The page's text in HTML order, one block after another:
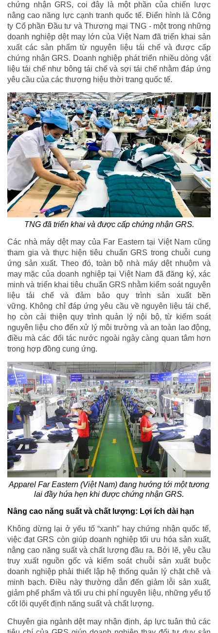
chứng nhận GRS, coi đây là một phần của chiến lược
nâng cao năng lực cạnh tranh quốc tế. Điển hình là Công
ty Cổ phần Đầu tư và Thương mại TNG - một trong những
doanh nghiệp dệt may lớn của Việt Nam đã triển khai sản
xuất các sản phẩm từ nguyên liệu tái chế và được cấp
chứng nhận GRS. Doanh nghiệp phát triển nhiều dòng vật
liệu tái chế như bông tái chế và sợi tái chế nhằm đáp ứng
yêu cầu của các thương hiệu thời trang quốc tế.
TNG đã triển khai và được cấp chứng nhận GRS.
Các nhà máy dệt may của Far Eastern tại Việt Nam cũng
tham gia và thực hiện tiêu chuẩn GRS trong chuỗi cung
ứng sản xuất. Theo đó, toàn bộ nhà máy dệt nhuộm và
may mặc của doanh nghiệp tại Việt Nam đã đăng ký, xác
minh và triển khai tiêu chuẩn GRS nhằm kiểm soát nguyên
liệu tái chế và đảm bảo quy trình sản xuất bền
vững. Không chỉ đáp ứng yêu cầu về nguyên liệu tái chế,
họ còn cải thiện quy trình quản lý nội bộ, từ kiểm soát
nguyên liệu cho đến xử lý môi trường và an toàn lao động,
điều mà các đối tác nước ngoài ngày càng quan tâm hơn
trong hợp đồng cung ứng.
Apparel Far Eastern (Việt Nam) đang hướng tới một tương
lai đầy hứa hẹn khi được chứng nhận GRS.
Nâng cao năng suất và chất lượng: Lợi ích dài hạn
Không dừng lại ở yếu tố “xanh” hay chứng nhận quốc tế,
việc đạt GRS còn giúp doanh nghiệp tối ưu hóa sản xuất,
nâng cao năng suất và chất lượng đầu ra. Bởi lẽ, yêu cầu
truy xuất nguồn gốc và kiểm soát chuỗi sản xuất buộc
doanh nghiệp phải thiết lập hệ thống quản lý chặt chẽ và
minh bạch. Điều này thường dẫn đến giảm lỗi sản xuất,
giảm phế phẩm và tối ưu chi phí nguyên liệu, những yếu tố
cốt lõi quyết định năng suất và chất lượng.
Chuyên gia ngành dệt may nhận định, áp lực tuân thủ các